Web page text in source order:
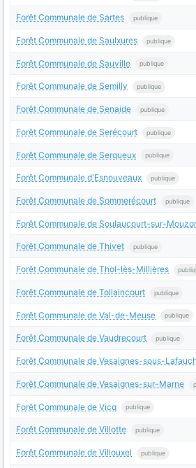
Forêt Communale de Sartes publique
Forêt Communale de Saulxures publique
Forêt Communale de Sauville publique
Forêt Communale de Semilly publique
Forêt Communale de Senaide publique
Forêt Communale de Serécourt publique
Forêt Communale de Serqueux publique
Forêt Communale d'Esnouveaux publique
Forêt Communale de Sommerécourt publique
Forêt Communale de Soulaucourt-sur-
Forêt Communale de Thivet publique
Forêt Communale de Thol-lès-Millières
Forêt Communale de Tollaincourt publique
Forêt Communale de Val-de-Meuse publique
Forêt Communale de Vaudrecourt publique
Forêt Communale de Vesaignes-sous-
Forêt Communale de Vesaignes-sur-Marne
Forêt Communale de Vicq publique
Forêt Communale de Villotte publique
Forêt Communale de Villouxel publique